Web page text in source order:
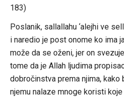
183)
Poslanik, sallallahu ‘alejhi ve
i naredio je post onome ko ima
može da se oženi, jer on
tome da je Allah ljudima
dobročinstva prema njima, kako
njemu nalaze mnoge koristi